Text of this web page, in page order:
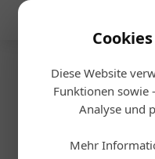
Diese Website
Funktionen
Analyse und
Mehr
Startseite